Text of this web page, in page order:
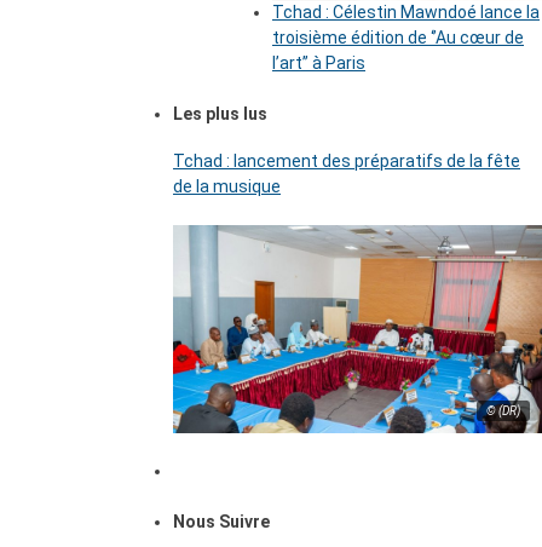
Tchad : Célestin Mawndoé lance la
troisième édition de ‘’Au cœur de
l’art’’ à Paris
Les plus lus
Tchad : lancement des préparatifs de la fête
de la musique
© (DR)
Nous Suivre